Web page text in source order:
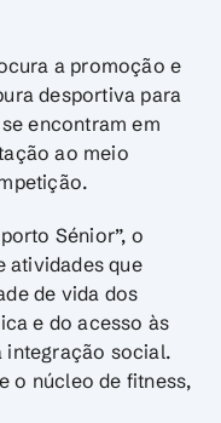
a promoção e
desportiva para
encontram em
ao meio
Sénior”, o
atividades que
de vida dos
e do acesso às
integração social.
o núcleo de fitness,